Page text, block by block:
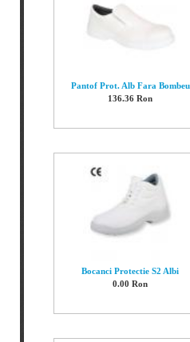
Pantof Prot. Alb Fara Bombeu
136.36 Ron
Bocanci Protectie S2 Albi
0.00 Ron